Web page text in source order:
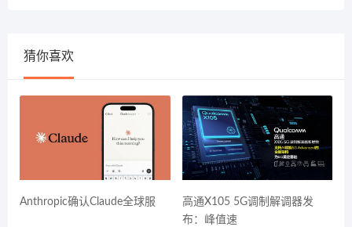
猜你喜欢
Anthropic确认Claude全球服
高通X105 5G调制解调器发
布：峰值速